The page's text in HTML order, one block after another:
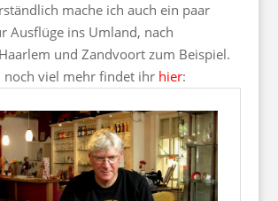
mache ich auch ein paar
Ausflüge ins Umland, nach
und Zandvoort zum Beispiel.
noch viel mehr findet ihr hier: